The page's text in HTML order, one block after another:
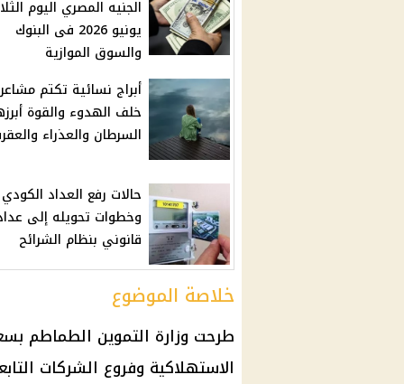
يونيو 2026 فى البنوك
والسوق الموازية
أبراج نسائية تكتم
خلف الهدوء والقوة
السرطان والعذراء
حالات رفع العداد
وخطوات تحويله إلى
قانوني بنظام الشرائح
خلاصة الموضوع